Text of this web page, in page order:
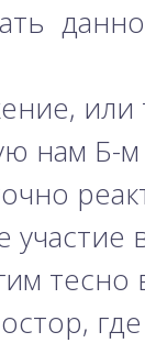
или
нам Б-м
участие
тесно